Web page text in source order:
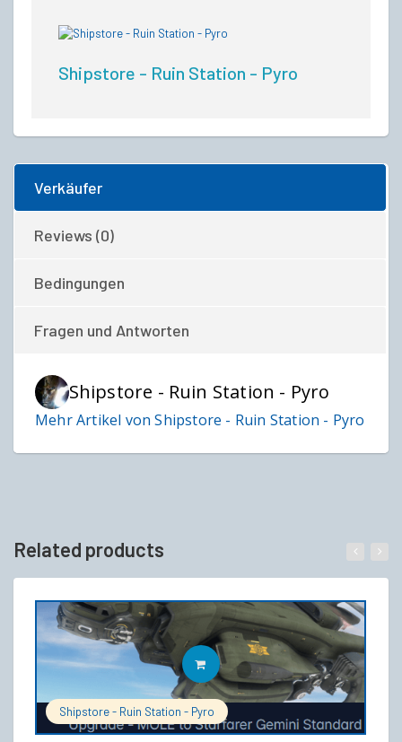
quantity
Shipstore - Ruin Station - Pyro
Verkäufer
Reviews (0)
Bedingungen
Fragen und Antworten
Shipstore - Ruin Station - Pyro
Mehr Artikel von Shipstore - Ruin Station - Pyro
Related products
Shipstore - Ruin Station - Pyro
IN DEN WARENKORB